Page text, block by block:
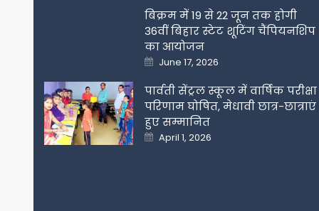
बिक्रम में 19 से 22 जून तक होगी
36वीं बिहार स्टेट शूटिंग चैंपियनशिप
का आयोजन
Posted
on
June 17, 2026
पार्वती सेंट्रल स्कूल में वार्षिक परीक्षा
परिणाम घोषित, मेधावी छात्र-छात्राएं
हुए सम्मानित
Posted
on
April 1, 2026